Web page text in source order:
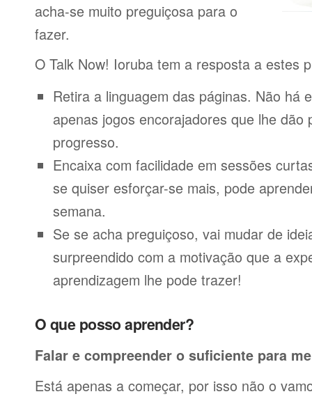
acha-se muito preguiçosa para o
fazer.
O Talk Now! Ioruba tem a resposta a estes
Retira a linguagem das páginas. Não há
apenas jogos encorajadores que lhe dão
progresso.
Encaixa com facilidade em sessões
se quiser esforçar-se mais, pode
semana.
Se se acha preguiçoso, vai mudar de
surpreendido com a motivação que a
aprendizagem lhe pode trazer!
O que posso aprender?
Falar e compreender o suficiente para
Está apenas a começar, por isso não o